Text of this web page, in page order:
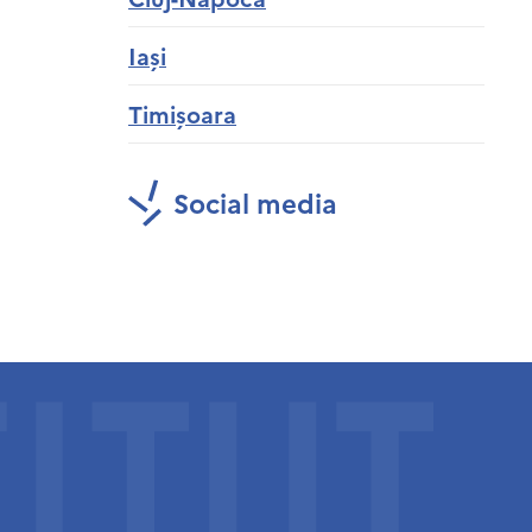
Iași
Timișoara
Social media